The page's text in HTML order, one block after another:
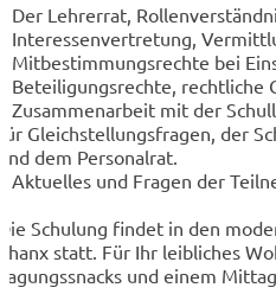
Der Lehrerrat,
Interessenvertretung,
Mitbestimmungsrechte bei
Beteiligungsrechte, rechtliche
Zusammenarbeit mit der
Gleichstellungsfragen, der
dem Personalrat.
Aktuelles und Fragen der
Schulung findet in den
statt. Für Ihr leibliches
und einem